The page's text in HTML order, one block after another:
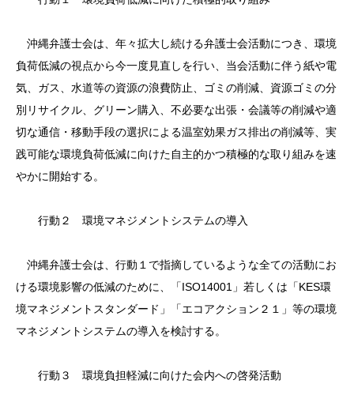
沖縄弁護士会は、年々拡大し続ける弁護士会活動につき、環境
負荷低減の視点から今一度見直しを行い、当会活動に伴う紙や電
気、ガス、水道等の資源の浪費防止、ゴミの削減、資源ゴミの分
別リサイクル、グリーン購入、不必要な出張・会議等の削減や適
切な通信・移動手段の選択による温室効果ガス排出の削減等、実
践可能な環境負荷低減に向けた自主的かつ積極的な取り組みを速
やかに開始する。
行動２ 環境マネジメントシステムの導入
沖縄弁護士会は、行動１で指摘しているような全ての活動にお
ける環境影響の低減のために、「ISO14001」若しくは「KES環
境マネジメントスタンダード」「エコアクション２１」等の環境
マネジメントシステムの導入を検討する。
行動３ 環境負担軽減に向けた会内への啓発活動